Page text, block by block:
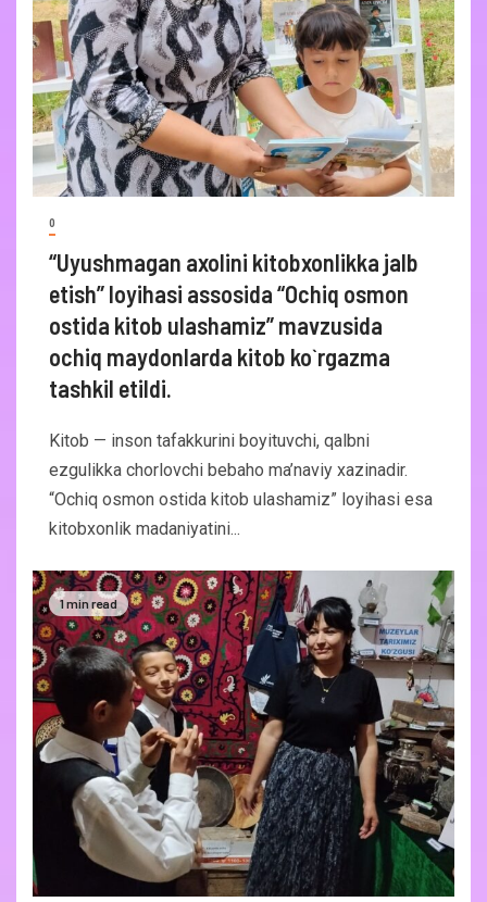
0
“Uyushmagan axolini kitobxonlikka jalb
etish” loyihasi assosida “Ochiq osmon
ostida kitob ulashamiz” mavzusida
ochiq maydonlarda kitob ko`rgazma
tashkil etildi.
Kitob — inson tafakkurini boyituvchi, qalbni
ezgulikka chorlovchi bebaho ma’naviy xazinadir.
“Ochiq osmon ostida kitob ulashamiz” loyihasi esa
kitobxonlik madaniyatini...
1 min read